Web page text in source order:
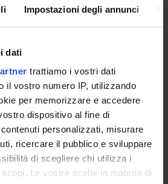
Impostazioni degli annunci
dati
trattiamo i vostri dati
il vostro numero IP, utilizzando
per memorizzare e accedere
dispositivo al fine di
personalizzati, misurare
ricercare il pubblico e sviluppare
di scegliere chi utilizza i
Le vostre scelte in materia di